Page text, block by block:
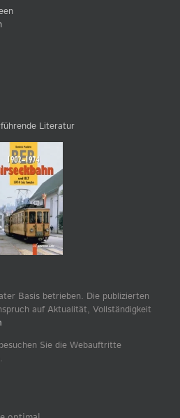
Literatur
Basis betrieben. Die publizierten
auf Aktualität, Vollständigkeit
Sie die Webauftritte
.